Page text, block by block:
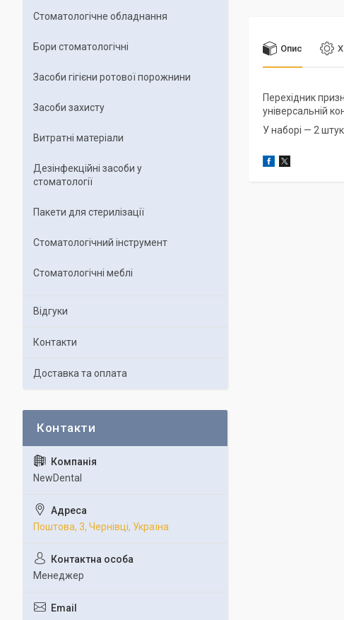
Опис
Перехідник
універсальній
У наборі — 2
Стоматологічне обладнання
Бори стоматологічні
Засоби гігієни ротової порожнини
Засоби захисту
Витратні матеріали
Дезінфекційні засоби у
стоматології
Пакети для стерилізації
Стоматологічний інструмент
Стоматологічні меблі
Відгуки
Контакти
Доставка та оплата
NewDental
Поштова, 3, Чернівці, Україна
Менеджер